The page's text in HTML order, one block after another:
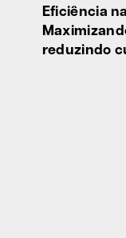
Eficiência
reduzindo